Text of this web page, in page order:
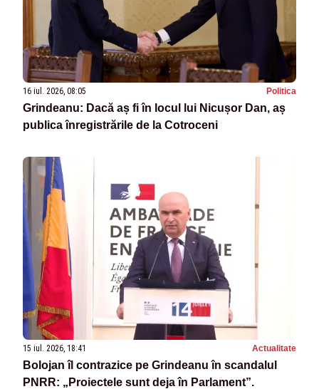
16 iul. 2026, 08:05 Politica
Grindeanu: Dacă aș fi în locul lui Nicușor Dan, aș
publica înregistrările de la Cotroceni
15 iul. 2026, 18:41 Actualitate
Bolojan îl contrazice pe Grindeanu în scandalul
PNRR: „Proiectele sunt deja în Parlament”.